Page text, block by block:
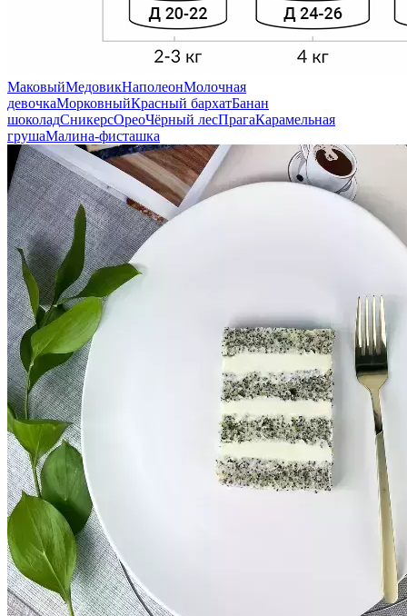
МаковыйМедовикНаполеонМолочная
девочкаМорковныйКрасный бархатБанан
шоколадСникерсОреоЧёрный лесПрагаКарамельная
грушаМалина-фисташка